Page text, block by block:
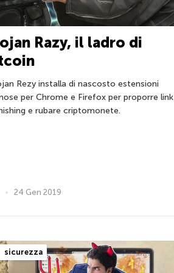
Razy, il ladro di
Rezy installa di nascosto estensioni
per Chrome e Firefox per proporre link
e rubare criptomonete.
24 Gen 2019
sicurezza